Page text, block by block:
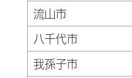
流山市
八千代市
我孫子市